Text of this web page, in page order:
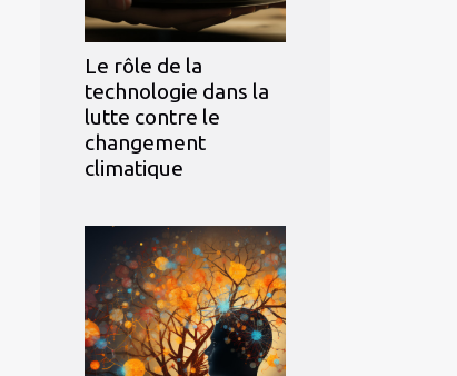
Le rôle de la
technologie dans la
lutte contre le
changement
climatique